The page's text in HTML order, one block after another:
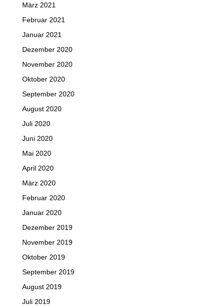
März 2021
Februar 2021
Januar 2021
Dezember 2020
November 2020
Oktober 2020
September 2020
August 2020
Juli 2020
Juni 2020
Mai 2020
April 2020
März 2020
Februar 2020
Januar 2020
Dezember 2019
November 2019
Oktober 2019
September 2019
August 2019
Juli 2019